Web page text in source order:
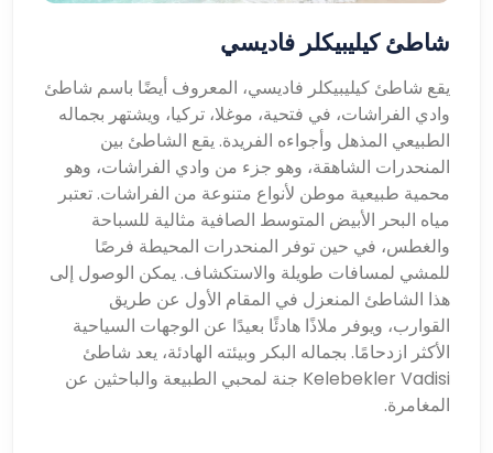
شاطئ كيليبيكلر فاديسي
يقع شاطئ كيليبيكلر فاديسي، المعروف أيضًا باسم شاطئ
وادي الفراشات، في فتحية، موغلا، تركيا، ويشتهر بجماله
الطبيعي المذهل وأجواءه الفريدة. يقع الشاطئ بين
المنحدرات الشاهقة، وهو جزء من وادي الفراشات، وهو
محمية طبيعية موطن لأنواع متنوعة من الفراشات. تعتبر
مياه البحر الأبيض المتوسط ​​الصافية مثالية للسباحة
والغطس، في حين توفر المنحدرات المحيطة فرصًا
للمشي لمسافات طويلة والاستكشاف. يمكن الوصول إلى
هذا الشاطئ المنعزل في المقام الأول عن طريق
القوارب، ويوفر ملاذًا هادئًا بعيدًا عن الوجهات السياحية
الأكثر ازدحامًا. بجماله البكر وبيئته الهادئة، يعد شاطئ
Kelebekler Vadisi جنة لمحبي الطبيعة والباحثين عن
المغامرة.